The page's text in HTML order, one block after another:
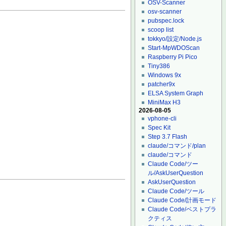
OSV-Scanner
osv-scanner
pubspec.lock
scoop list
tokkyo/設定/Node.js
Start-MpWDOScan
Raspberry Pi Pico
Tiny386
Windows 9x
patcher9x
ELSA System Graph
MiniMax H3
2026-08-05
vphone-cli
Spec Kit
Step 3.7 Flash
claude/コマンド/plan
claude/コマンド
Claude Code/ツー
ル/AskUserQuestion
AskUserQuestion
Claude Code/ツール
Claude Code/計画モード
Claude Code/ベストプラ
クティス